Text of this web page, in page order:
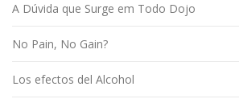
A Dúvida que Surge em Todo Dojo
No Pain, No Gain?
Los efectos del Alcohol